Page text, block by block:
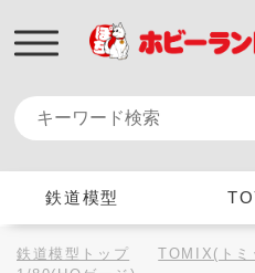
鉄道模型
鉄道模型トップ
TOMIX(トミ